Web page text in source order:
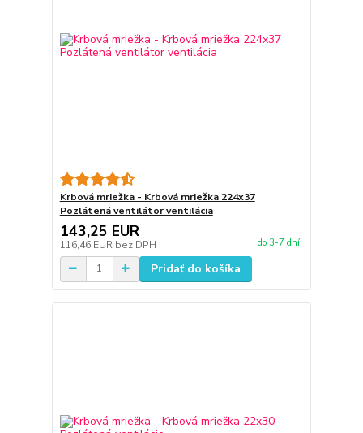
Krbová mriežka - Krbová mriežka 224x37
Pozlátená ventilátor ventilácia
143,25 EUR
116,46 EUR bez DPH do 3-7 dní
Pridať do košíka